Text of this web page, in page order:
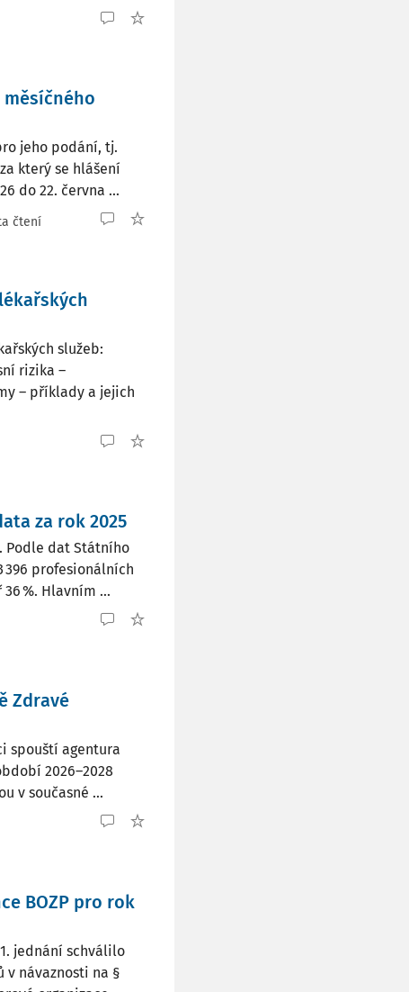
jeho podání, tj.
který se hlášení
do 22. června ...
čtení
služeb:
rizika –
– příklady a jejich
za rok 2025
Podle dat Státního
396 profesionálních
%. Hlavním ...
Zdravé
spouští agentura
2026–2028
v současné ...
BOZP pro rok
jednání schválilo
návaznosti na §